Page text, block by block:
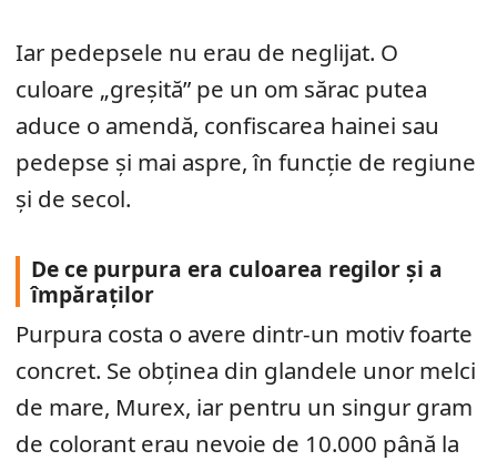
Iar pedepsele nu erau de neglijat. O
culoare „greșită” pe un om sărac putea
aduce o amendă, confiscarea hainei sau
pedepse și mai aspre, în funcție de regiune
și de secol.
De ce purpura era culoarea regilor și a
împăraților
Purpura costa o avere dintr-un motiv foarte
concret. Se obținea din glandele unor melci
de mare, Murex, iar pentru un singur gram
de colorant erau nevoie de 10.000 până la